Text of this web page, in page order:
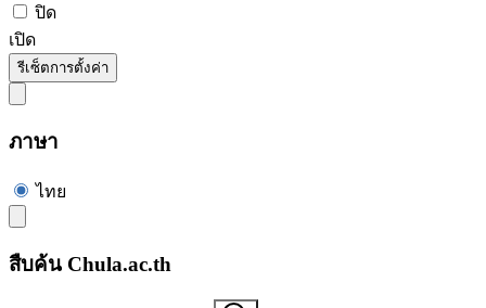
ปิด
เปิด
รีเซ็ตการตั้งค่า
ภาษา
ไทย
สืบค้น Chula.ac.th